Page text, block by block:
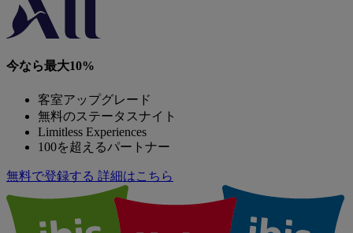
今なら最大10%
客室アップグレード
無料のステータスナイト
Limitless Experiences
100を超えるパートナー
無料で登録する 詳細はこちら